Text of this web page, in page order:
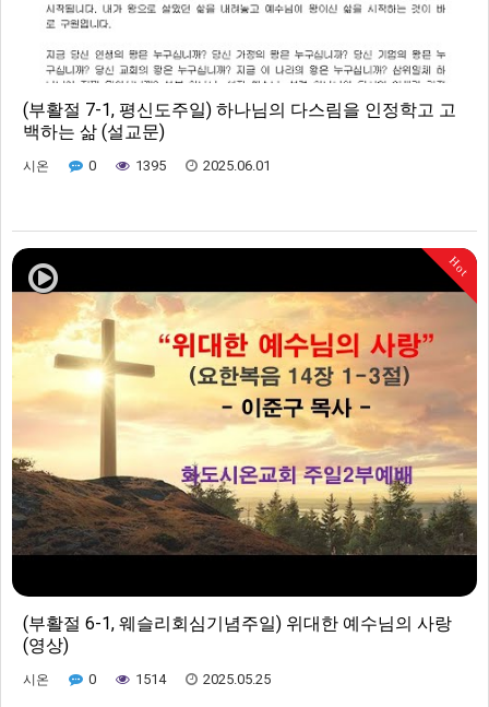
(부활절 7-1, 평신도주일) 하나님의 다스림을 인정학고 고
백하는 삶 (설교문)
시온 0 1395 2025.06.01
Hot
(부활절 6-1, 웨슬리회심기념주일) 위대한 예수님의 사랑
(영상)
시온 0 1514 2025.05.25